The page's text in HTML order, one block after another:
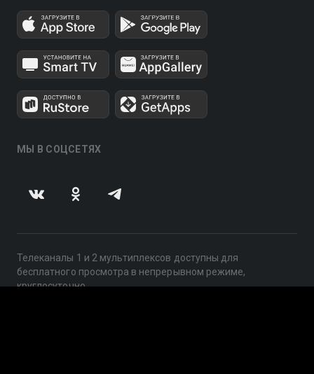
МЫ В СОЦСЕТЯХ
Телеканалы 1 и 2 мультиплексов доступны для
бесплатного просмотра в непрерывном режиме,
круглосуточно.